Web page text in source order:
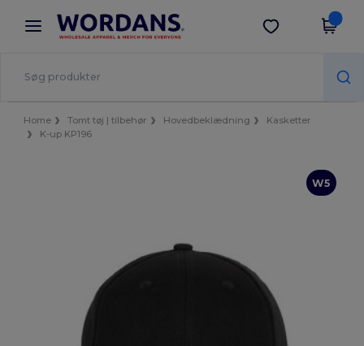
× Wordans-app
Bedre priser i appen!
Hent app
Home Tomt tøj | tilbehør Hovedbeklædning
Kasketter
K-up KP196
W5